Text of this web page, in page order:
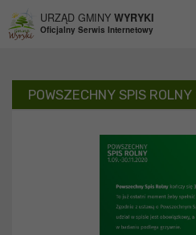
URZĄD GMINY WYRYKI
Oficjalny Serwis Internetowy
POWSZECHNY SPIS